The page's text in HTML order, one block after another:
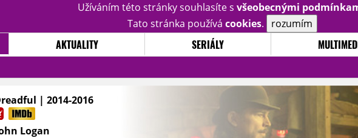
Užíváním této stránky souhlasíte s všeobecnými
Tato stránka používá cookies. rozumím
AKTUALITY SERIÁLY
| 2014-2016
Logan